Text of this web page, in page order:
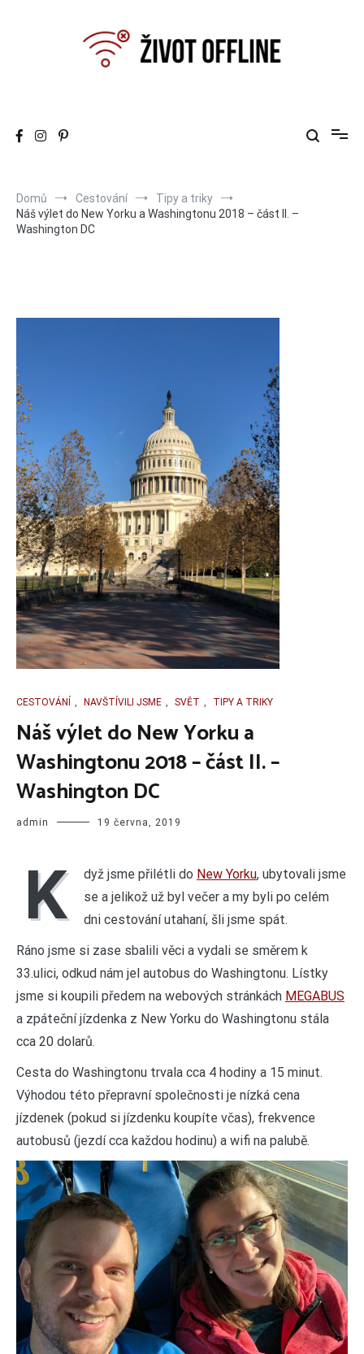
Domů Cestování
Tipy a triky
Náš výlet do New Yorku a Washingtonu 2018 – část II. –
Washington DC
CESTOVÁNÍ , NAVŠTÍVILI JSME , SVĚT , TIPY A TRIKY
Náš výlet do New Yorku a
Washingtonu 2018 – část II. –
Washington DC
admin 19 června, 2019
K dyž jsme přilétli do New Yorku, ubytovali jsme
se a jelikož už byl večer a my byli po celém
dni cestování utahaní, šli jsme spát.
Ráno jsme si zase sbalili věci a vydali se směrem k
33.ulici, odkud nám jel autobus do Washingtonu. Lístky
jsme si koupili předem na webových stránkách MEGABUS
a zpáteční jízdenka z New Yorku do Washingtonu stála
cca 20 dolarů.
Cesta do Washingtonu trvala cca 4 hodiny a 15 minut.
Výhodou této přepravní společnosti je nízká cena
jízdenek (pokud si jízdenku koupíte včas), frekvence
autobusů (jezdí cca každou hodinu) a wifi na palubě.